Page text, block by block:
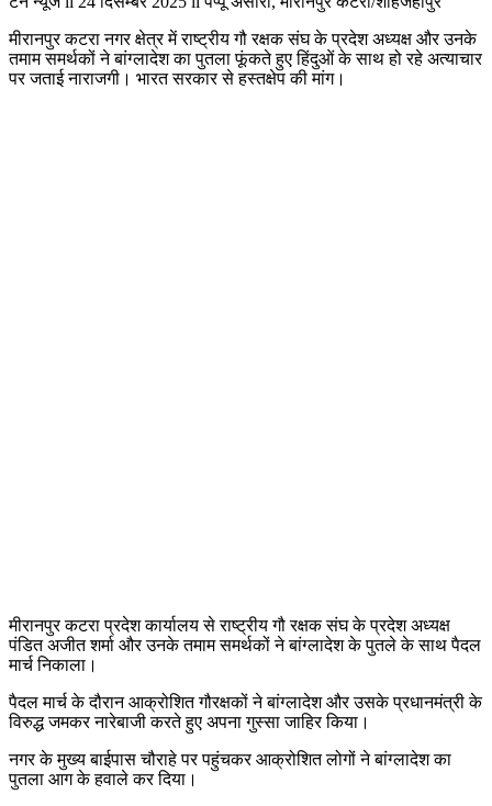
मीरानपुर कटरानगर क्षेत्र में राष्ट्रीय गौ रक्षक संघ के प्रदेश अध्यक्ष और उनके
तमाम समर्थकों ने बांग्लादेश का पुतला फूंकते हुए हिंदुओं के साथ हो रहे अत्याचार
पर जताई नाराजगी। भारत सरकार से हस्तक्षेप की मांग।
मीरानपुर कटरा प्रदेश कार्यालय से राष्ट्रीय गौ रक्षक संघ के प्रदेश अध्यक्ष
पंडित अजीत शर्मा और उनके तमाम समर्थकों ने बांग्लादेश के पुतले के साथ पैदल
मार्च निकाला।
पैदल मार्च के दौरान आक्रोशित गौरक्षकों ने बांग्लादेश और उसके प्रधानमंत्री के
विरुद्ध जमकर नारेबाजी करते हुए अपना गुस्सा जाहिर किया।
नगर के मुख्य बाईपास चौराहे पर पहुंचकर आक्रोशित लोगों ने बांग्लादेश का
पुतला आग के हवाले कर दिया।